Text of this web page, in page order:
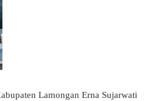
Lamongan Erna Sujarwati